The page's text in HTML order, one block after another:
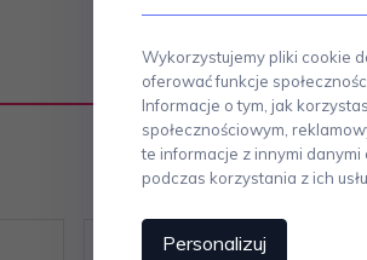
Wykorzystujemy pliki cookie
oferować funkcje
Informacje o tym, jak
społecznościowym,
te informacje z innymi
podczas korzystania z ich
Personalizuj